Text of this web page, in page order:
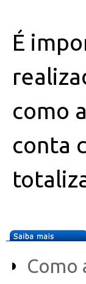
É
como
conta
Como